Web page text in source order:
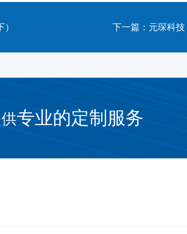
下一篇：元琛科
专业的定制服务